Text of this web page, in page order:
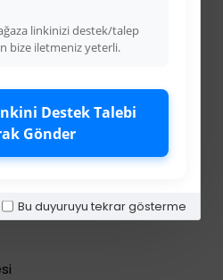
linkinizi destek/talep
bize iletmeniz yeterli.
Destek Talebi
Gönder
Bu duyuruyu tekrar gösterme